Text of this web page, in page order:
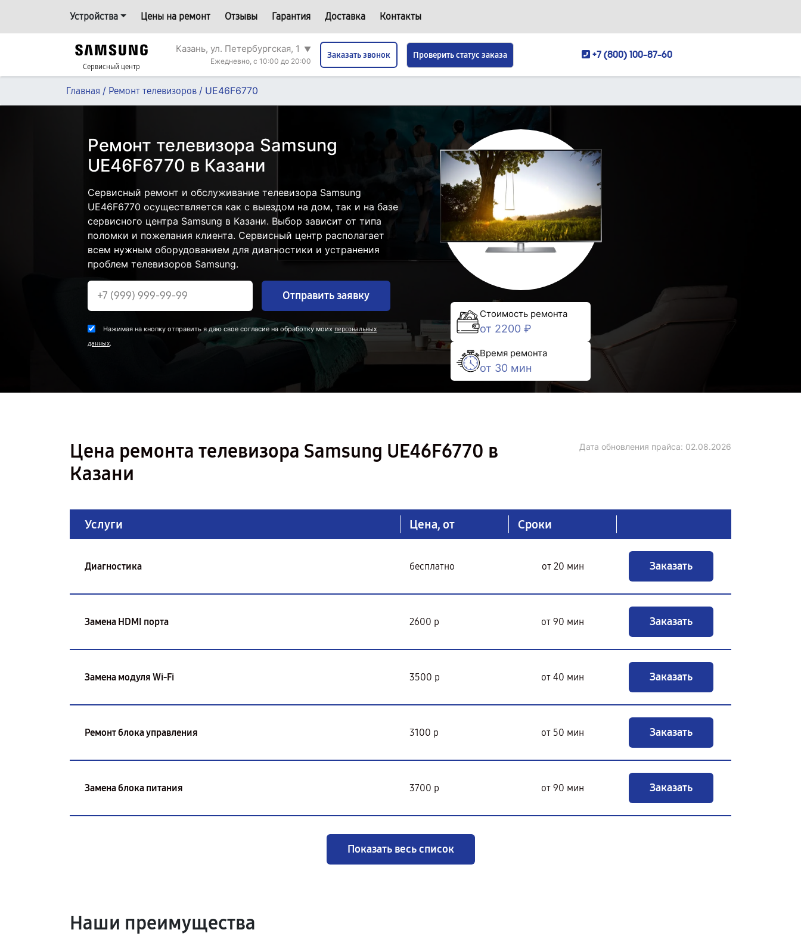
Устройства Цены на ремонт Отзывы Гарантия Доставка Контакты
Сервисный центр
Казань, ул. Петербургская, 1
▼
Ежедневно, с 10:00 до 20:00
Заказать звонок Проверить статус заказа +7 (800) 100-87-60
Главная / Ремонт телевизоров / UE46F6770
Ремонт телевизора Samsung
UE46F6770 в Казани
Сервисный ремонт и обслуживание телевизора Samsung
UE46F6770 осуществляется как с выездом на дом, так и на базе
сервисного центра Samsung в Казани. Выбор зависит от типа
поломки и пожелания клиента. Сервисный центр располагает
всем нужным оборудованием для диагностики и устранения
проблем телевизоров Samsung.
Отправить заявку
Нажимая на кнопку отправить я даю свое согласие на обработку моихперсональных
данных.
Стоимость ремонта
от 2200 ₽
Время ремонта
от 30 мин
Цена ремонта телевизора Samsung UE46F6770 в
Казани
Дата обновления прайса: 02.08.2026
Услуги Цена, от Сроки
Диагностика бесплатно от 20 мин Заказать
Замена HDMI порта 2600 р от 90 мин Заказать
Замена модуля Wi-Fi 3500 р от 40 мин Заказать
Ремонт блока управления 3100 р от 50 мин Заказать
Замена блока питания 3700 р от 90 мин Заказать
Показать весь список
Наши преимущества